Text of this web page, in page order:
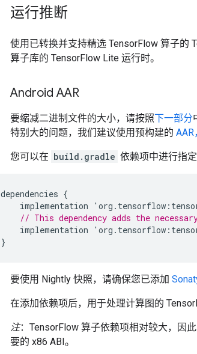
运行推断
使用已转换并支持精选 TensorFlow 算子的
算子库的 TensorFlow Lite 运行时。
Android AAR
要缩减二进制文件的大小，请按照下一部分
特别大的问题，我们建议使用预构建的
您可以在 build.gradle 依赖项中进行指
dependencies {
implementation
' org . tensorflow :
// This dependency adds the
implementation
' org . tensorflow :
}
要使用 Nightly 快照，请确保您已添加
在添加依赖项后，用于处理计算图的
注：TensorFlow 算子依赖项相对较大，因
要的 x86 ABI。